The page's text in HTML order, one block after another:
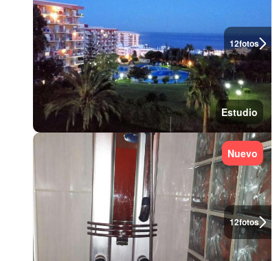
12fotos
Estudio
12fotos
Nuevo